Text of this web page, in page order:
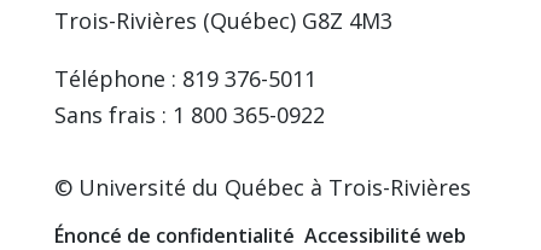
Trois-Rivières (Québec) G8Z 4M3
Téléphone : 819 376-5011
Sans frais : 1 800 365-0922
© Université du Québec à Trois-Rivières
Énoncé de confidentialité Accessibilité web